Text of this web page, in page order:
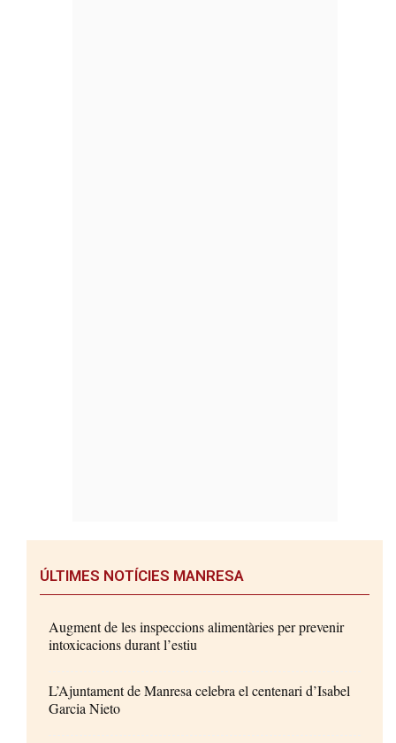
ÚLTIMES NOTÍCIES MANRESA
Augment de les inspeccions alimentàries per prevenir
intoxicacions durant l’estiu
L’Ajuntament de Manresa celebra el centenari d’Isabel
Garcia Nieto